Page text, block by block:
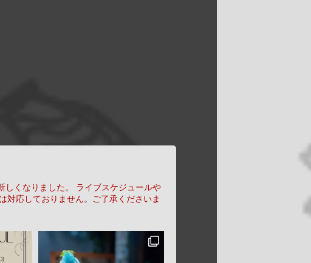
くなりました。
ライブスケジュールや
対応しておりません。ご了承くださいま